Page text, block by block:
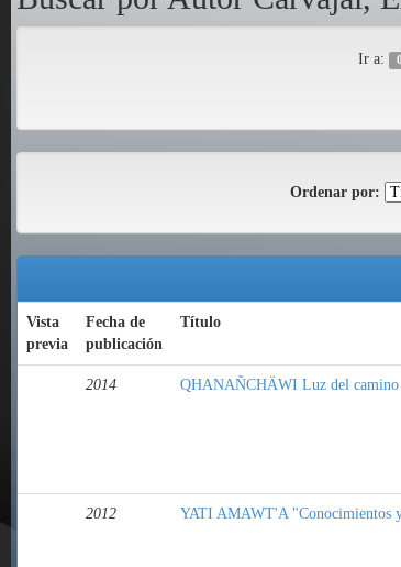
Ir a:
Ordenar por:
Vista
previa
Fecha de
publicación
Título
2014 QHANAÑCHÄWI Luz del camino
2012 YATI AMAWT'A "Conocimientos